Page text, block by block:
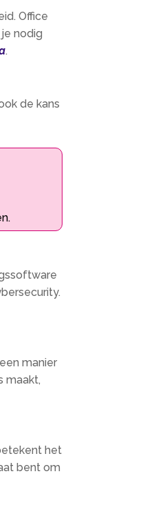
Office
nodig
.
de kans
manier
maakt,
het
bent om